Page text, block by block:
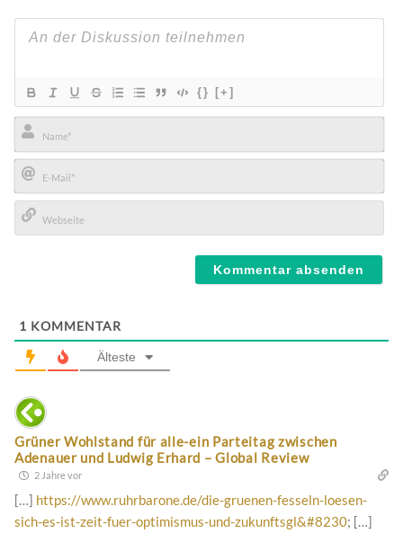
{} [+]
Name*
E-
Mail*
1 KOMMENTAR
Älteste
Grüner Wohlstand für alle-ein Parteitag zwischen
Adenauer und Ludwig Erhard – Global Review
2 Jahre vor
[…] https://www.ruhrbarone.de/die-gruenen-fesseln-loesen-
sich-es-ist-zeit-fuer-optimismus-und-zukunftsgl&#8230; […]